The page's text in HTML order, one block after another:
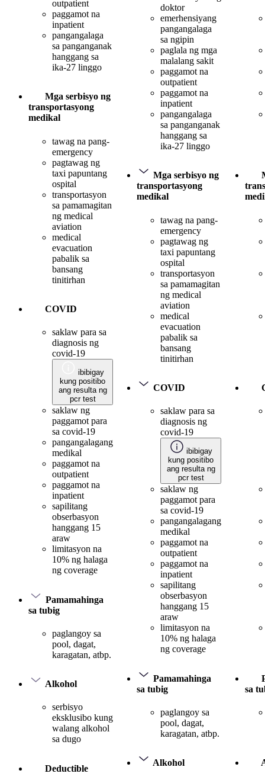
outpatient
paggamot na
inpatient
pangangalaga
sa panganganak
hanggang sa
ika-27 linggo
Mga serbisyo ng
transportasyong
medikal
tawag na pang-
emergency
pagtawag ng
taxi papuntang
ospital
transportasyon
sa pamamagitan
ng medical
aviation
medical
evacuation
pabalik sa
bansang
tinitirhan
COVID
saklaw para sa
diagnosis ng
covid-19
ibibigay
kung positibo
ang resulta ng
pcr test
saklaw ng
paggamot para
sa covid-19
pangangalagang
medikal
paggamot na
outpatient
paggamot na
inpatient
sapilitang
obserbasyon
hanggang 15
araw
limitasyon na
10% ng halaga
ng coverage
Pamamahinga
sa tubig
paglangoy sa
pool, dagat,
karagatan, atbp.
Alkohol
serbisyo
eksklusibo kung
walang alkohol
sa dugo
Deductible
doktor
emerhensiyang
pangangalaga
sa ngipin
paglala ng mga
malalang sakit
paggamot na
outpatient
paggamot na
inpatient
pangangalaga
sa panganganak
hanggang sa
ika-27 linggo
Mga serbisyo ng
transportasyong
medikal
tawag na pang-
emergency
pagtawag ng
taxi papuntang
ospital
transportasyon
sa pamamagitan
ng medical
aviation
medical
evacuation
pabalik sa
bansang
tinitirhan
COVID
saklaw para sa
diagnosis ng
covid-19
ibibigay
kung positibo
ang resulta ng
pcr test
saklaw ng
paggamot para
sa covid-19
pangangalagang
medikal
paggamot na
outpatient
paggamot na
inpatient
sapilitang
obserbasyon
hanggang 15
araw
limitasyon na
10% ng halaga
ng coverage
Pamamahinga
sa tubig
paglangoy sa
pool, dagat,
karagatan, atbp.
Alkohol
sa